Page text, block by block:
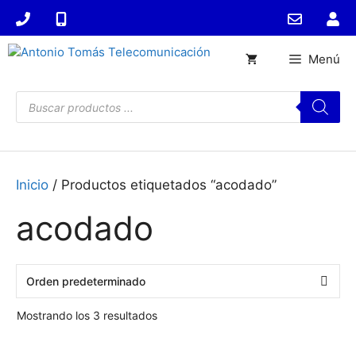
Saltar
contenido
Búsqueda
de
productos
Menú
Inicio / Productos etiquetados “acodado”
acodado
Mostrando los 3 resultados